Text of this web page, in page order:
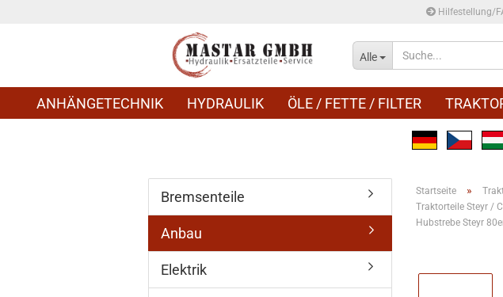
Hilfestellung/
Alle
ANHÄNGETECHNIK HYDRAULIK ÖLE / FETTE / FILTER
Startseite »
Traktorteile Steyr /
Hubstrebe Steyr
Bremsenteile
Anbau
Elektrik